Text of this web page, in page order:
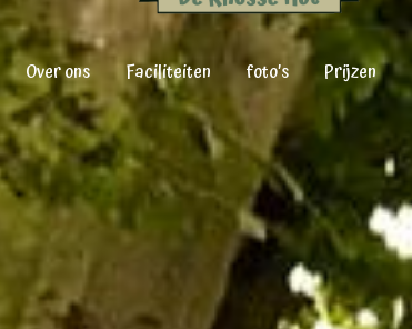
Over ons Faciliteiten foto’s Prijzen